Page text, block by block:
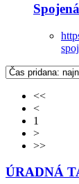
<<
<
1
>
>>
ÚRADNÁ